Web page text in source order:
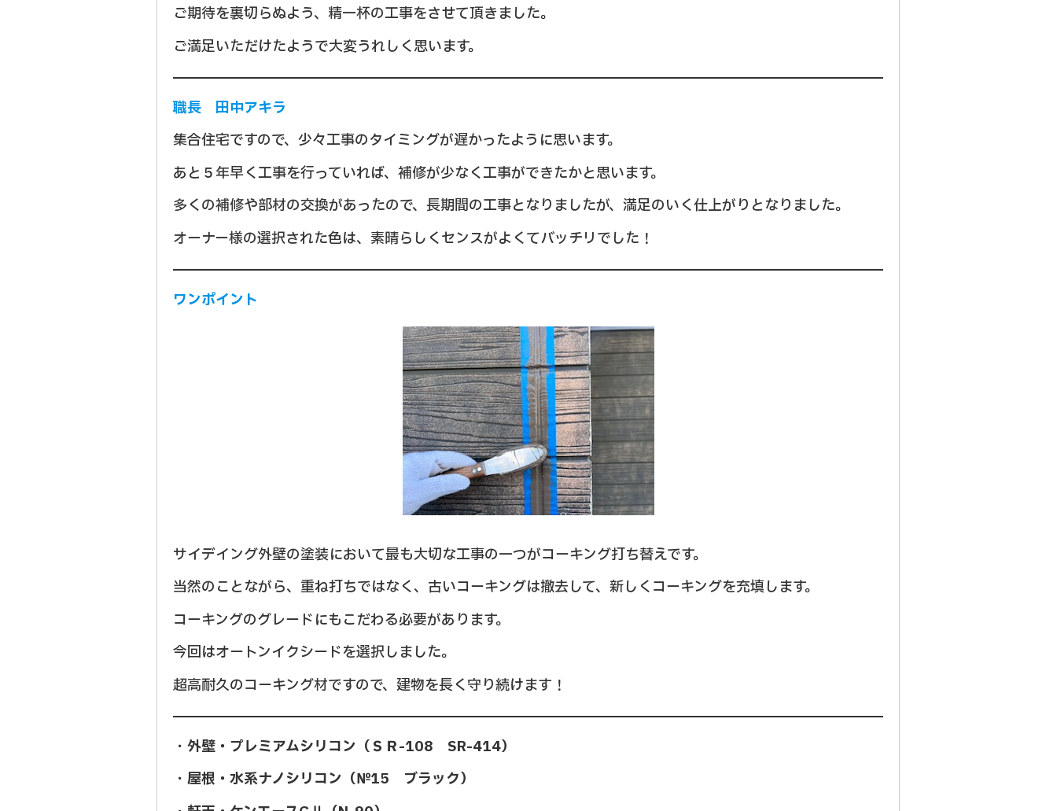
ご期待を裏切らぬよう、精一杯の工事をさせて頂きました。
ご満足いただけたようで大変うれしく思います。
職長 田中アキラ
集合住宅ですので、少々工事のタイミングが遅かったように思います。
あと５年早く工事を行っていれば、補修が少なく工事ができたかと思います。
多くの補修や部材の交換があったので、長期間の工事となりましたが、満足のいく仕上がりとなりました。
オーナー様の選択された色は、素晴らしくセンスがよくてバッチリでした！
ワンポイント
サイデイング外壁の塗装において最も大切な工事の一つがコーキング打ち替えです。
当然のことながら、重ね打ちではなく、古いコーキングは撤去して、新しくコーキングを充填します。
コーキングのグレードにもこだわる必要があります。
今回はオートンイクシードを選択しました。
超高耐久のコーキング材ですので、建物を長く守り続けます！
・外壁・プレミアムシリコン（ＳＲ-108 SR-414）
・屋根・水系ナノシリコン（№15 ブラック）